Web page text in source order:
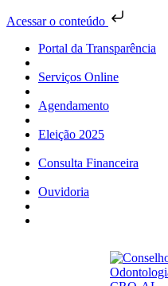
Acessar o conteúdo
Portal da Transparência
Serviços Online
Agendamento
Eleição 2025
Consulta Financeira
Ouvidoria